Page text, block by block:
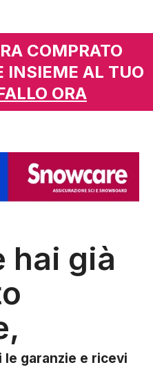
COMPRATO
INSIEME AL TUO
ORA
hai già
le garanzie e ricevi